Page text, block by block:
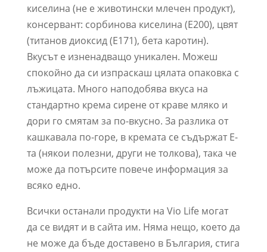
киселина (не е животински млечен продукт),
консервант: сорбинова киселина (E200), цвят
(титанов диоксид (E171), бета каротин).
Вкусът е изненадващо уникален. Можеш
спокойно да си изпраскаш цялата опаковка с
лъжицата. Много наподобява вкуса на
стандартно крема сирене от краве мляко и
дори го смятам за по-вкусно. За разлика от
кашкавала по-горе, в кремата се съдържат Е-
та (някои полезни, други не толкова), така че
може да потърсите повече информация за
всяко едно.
Всички останали продукти на Vio Life могат
да се видят и в сайта им. Няма нещо, което да
не може да бъде доставено в България, стига